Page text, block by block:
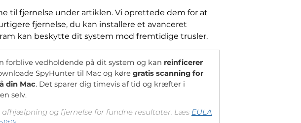
til fjernelse under artiklen. Vi oprettede dem for at
fjernelse, du kan installere et avanceret
kan beskytte dit system mod fremtidige trusler.
forblive vedholdende på dit system og kan reinficerer
SpyHunter til Mac og køre gratis scanning for
din Mac. Det sparer dig timevis af tid og kræfter i
selv.
og fjernelse for fundne resultater. Læs EULA